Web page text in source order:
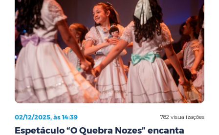
782 visualizações
02/12/2025, às 14:39
Espetáculo “O Quebra Nozes” encanta